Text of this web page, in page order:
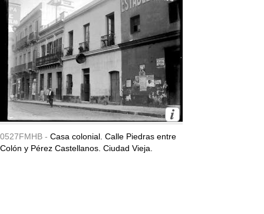
0527FMHB - Casa colonial. Calle Piedras entre
Colón y Pérez Castellanos. Ciudad Vieja.